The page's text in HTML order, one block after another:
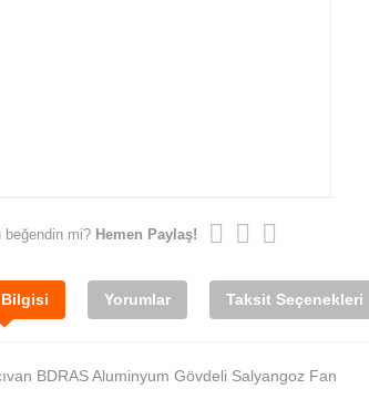
beğendin mi? Hemen Paylaş!
Yorumlar Taksit Seçenekleri
BDRAS Aluminyum Gövdeli Salyangoz Fan